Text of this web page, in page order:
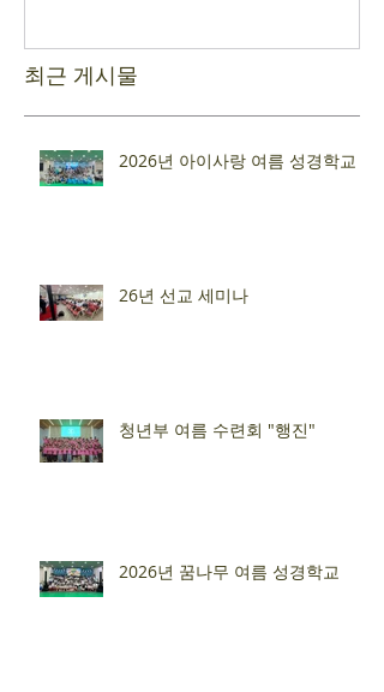
최근 게시물
2026년 아이사랑 여름 성경학교
26년 선교 세미나
청년부 여름 수련회 "행진"
2026년 꿈나무 여름 성경학교